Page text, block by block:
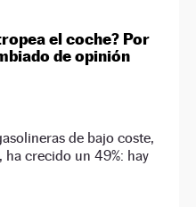
el coche? Por
de opinión
de bajo coste,
crecido un 49%: hay